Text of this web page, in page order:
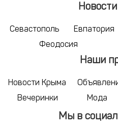
Севастополь Евпатория
Феодосия
Наши
Новости Крыма
Вечеринки
Мода
Мы в